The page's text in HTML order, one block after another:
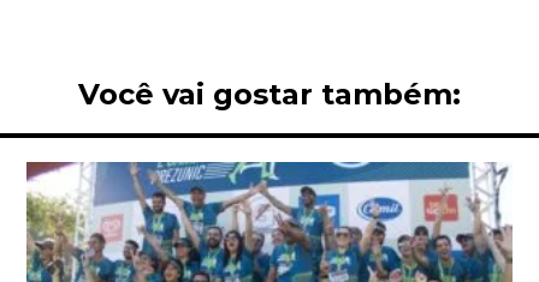
Você vai gostar também: